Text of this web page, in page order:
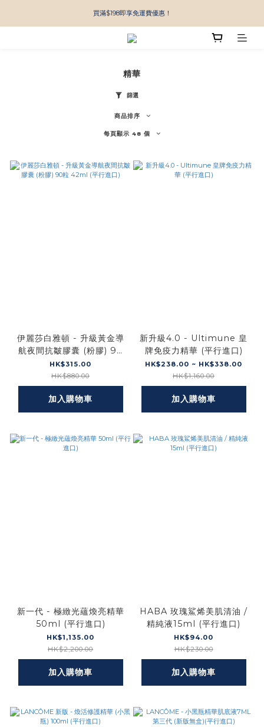
買滿$198即享免運費優惠！
精華
篩選
商品排序
每頁顯示 48 個
伊麗莎白雅頓 - 升級黃金導
航夜間抗皺膠囊 (粉膠) 90
粒 42ml (平行進口)
HK$315.00
HK$880.00
加入購物車
新升級4.0 - Ultimune 皇
牌免疫力精華 (平行進口)
HK$238.00 ~ HK$338.00
HK$1,160.00
加入購物車
新一代 - 極緻光蘊煥亮精華
50ml (平行進口)
HK$1,135.00
HK$2,200.00
加入購物車
HABA 玫瑰鯊烯美肌清油 /
精純液15ml (平行進口)
HK$94.00
HK$230.00
加入購物車